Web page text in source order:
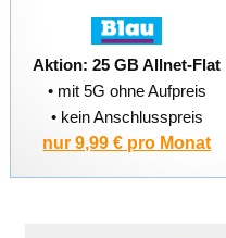
Aktion: 25 GB Allnet-Flat
• mit 5G ohne Aufpreis
• kein Anschlusspreis
nur 9,99 € pro Monat